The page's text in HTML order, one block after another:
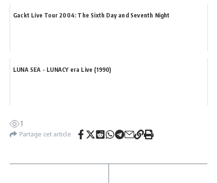
Gackt Live Tour 2004: The Sixth Day and Seventh Night
LUNA SEA - LUNACY era Live (1990)
1
Partage cet article